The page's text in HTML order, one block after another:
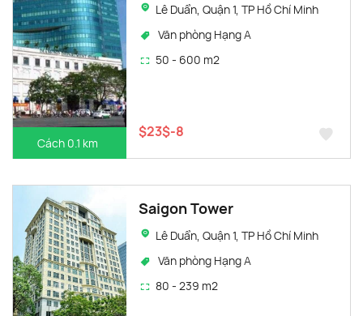
Cách 0.1 km
Lê Duẩn, Quận 1, TP Hồ Chí Minh
Văn phòng Hạng A
50 - 600 m2
$23$-8
Saigon Tower
Lê Duẩn, Quận 1, TP Hồ Chí Minh
Văn phòng Hạng A
80 - 239 m2